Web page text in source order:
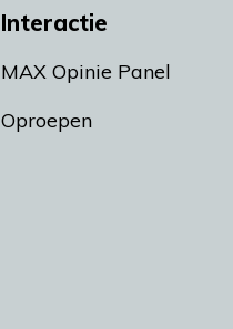
Interactie
MAX Opinie Panel
Oproepen